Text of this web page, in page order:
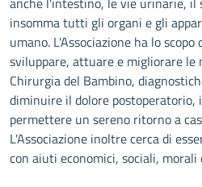
insomma tutti gli organi e gli
umano. L'Associazione ha lo
sviluppare, attuare e migliorare le
Chirurgia del Bambino,
diminuire il dolore postoperatorio,
permettere un sereno ritorno a
L'Associazione inoltre cerca di
con aiuti economici, sociali, morali